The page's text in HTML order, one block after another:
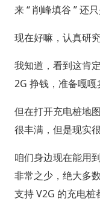
来 “ 削峰填谷 ” 还
现在好嘛，认真研
我知道，看到这肯
2G 挣钱，准备嘎嘎
但在打开充电桩地
很丰满，但是现实很
咱们身边现在能用
非常之少，绝大多
支持 V2G 的充电桩